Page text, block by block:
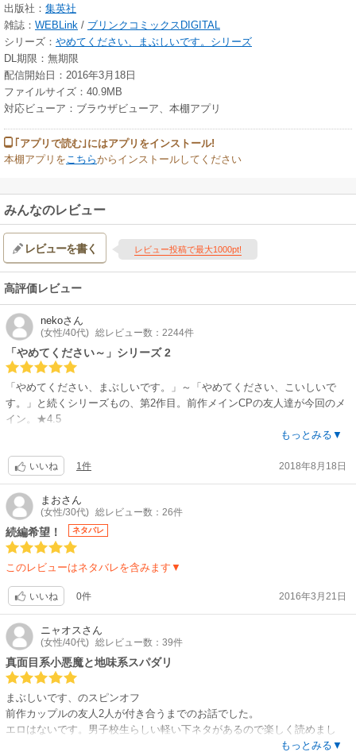
出版社： 集英社
雑誌： WEBLink / ブリンクコミックスDIGITAL
シリーズ： やめてください、まぶしいです。シリーズ
DL期限：無期限
配信開始日：2016年3月18日
ファイルサイズ：40.9MB
対応ビューア：ブラウザビューア、本棚アプリ
｢アプリで読む｣にはアプリをインストール!
本棚アプリを こちらからインストールしてください
みんなのレビュー
レビューを書く レビュー投稿で最大1000pt!
高評価レビュー
nekoさん
(女性/40代) 総レビュー数：2244件
「やめてください～」シリーズ 2
「やめてください、まぶしいです。」～「やめてください、こいしいで
す。」と続くシリーズもの、第2作目。前作メインCPの友人達が今回のメ
イン。★4.5
前作から1年後、古賀と佐々野の友人、日比谷と杉山がメインのお話。杉
山の過去を知る転入生・堤が現れて、語られてなかった杉山の過去が明ら
かに。前作より少しシリアスムード。杉山を守ろうとする連携プレイの見
事さに、グッとくる。設定がしっかりしているので、キャラが安定してい
ていい。BLというより、友情ものという雰囲気もあるけど、それぞれの想
いが優しくて愛しい。こちらも前作同様キスのみ。
直球の質問。
★こちらはシーモア限定特典ではありませんので、ご注意を。
もっとみる▼
いいね 1件 2018年8月18日
まおさん
(女性/30代) 総レビュー数：26件
続編希望！ ネタバレ
このレビューはネタバレを含みます▼
いいね 0件 2016年3月21日
ニャオスさん
(女性/40代) 総レビュー数：39件
真面目系小悪魔と地味系スパダリ
まぶしいです、のスピンオフ
前作カップルの友人2人が付き合うまでのお話でした。
エロはないです。男子校生らしい軽い下ネタがあるので楽しく読めまし
もっとみる▼